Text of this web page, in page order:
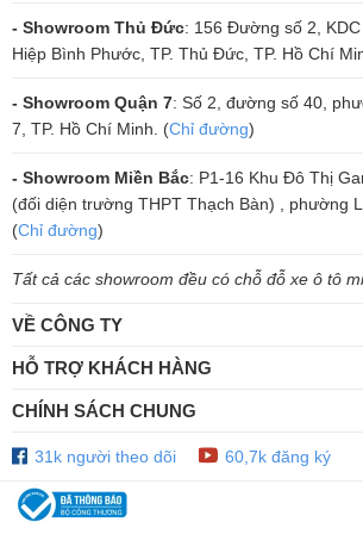
- Showroom Thủ Đức: 156 Đường số 2,
Hiệp Bình Phước, TP. Thủ Đức, TP. Hồ Chí
- Showroom Quận 7: Số 2, đường số 40,
7, TP. Hồ Chí Minh. (Chỉ đường)
- Showroom Miền Bắc: P1-16 Khu Đô Thị
(đối diện trường THPT Thạch Bàn) , phường
(Chỉ đường)
Tất cả các showroom đều có chỗ đỗ xe ô tô
VỀ CÔNG TY
HỖ TRỢ KHÁCH HÀNG
CHÍNH SÁCH CHUNG
31k người theo dõi 60,7k đăng ký